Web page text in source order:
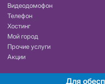
Видеодомофон
Телефон
Хостинг
Мой город
Прочие услуги
Акции
Для